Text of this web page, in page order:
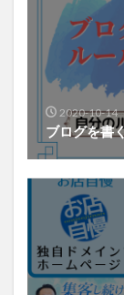
2020-10-14
ブログを書